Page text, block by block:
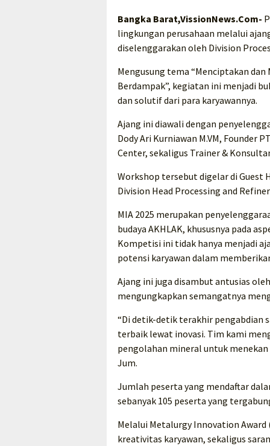
Bangka Barat,VissionNews.Com-
lingkungan perusahaan melalui
diselenggarakan oleh Division
Mengusung tema “Menciptakan
Berdampak”, kegiatan ini menjadi
dan solutif dari para karyawannya.
Ajang ini diawali dengan
Dody Ari Kurniawan M.VM, Founder
Center, sekaligus Trainer &
Workshop tersebut digelar di Guest
Division Head Processing and
MIA 2025 merupakan
budaya AKHLAK, khususnya pada
Kompetisi ini tidak hanya menjadi
potensi karyawan dalam
Ajang ini juga disambut antusias
mengungkapkan semangatnya
“Di detik-detik terakhir pengabdian
terbaik lewat inovasi. Tim kami
pengolahan mineral untuk menekan
Jum.
Jumlah peserta yang mendaftar
sebanyak 105 peserta yang
Melalui Metalurgy Innovation Award
kreativitas karyawan, sekaligus